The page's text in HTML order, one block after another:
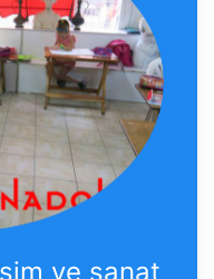
ve sanat